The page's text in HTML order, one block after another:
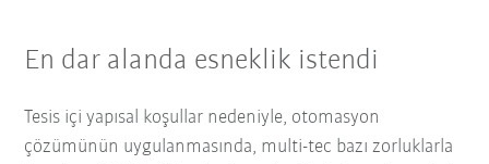
En dar alanda esneklik istendi
Tesis içi yapısal koşullar nedeniyle, otomasyon
çözümünün uygulanmasında, multi-tec bazı zorluklarla